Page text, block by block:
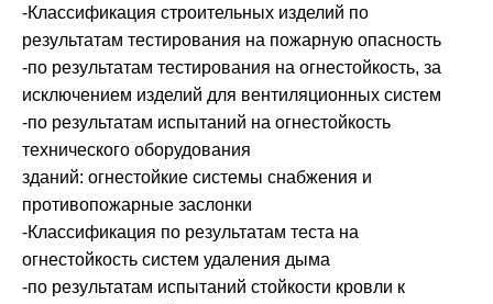
-Классификация строительных изделий по
результатам тестирования на пожарную опасность
-по результатам тестирования на огнестойкость, за
исключением изделий для вентиляционных систем
-по результатам испытаний на огнестойкость
технического оборудования
зданий: огнестойкие системы снабжения и
противопожарные заслонки
-Классификация по результатам теста на
огнестойкость систем удаления дыма
-по результатам испытаний стойкости кровли к